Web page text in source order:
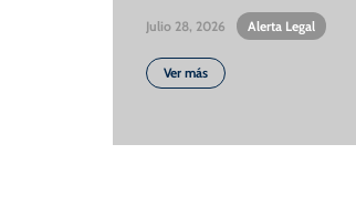
Julio 28, 2026 Alerta Legal
Ver más